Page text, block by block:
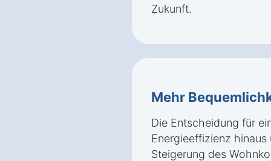
Zukunft.
Mehr
Die Entscheidung für
Energieeffizienz
Steigerung des